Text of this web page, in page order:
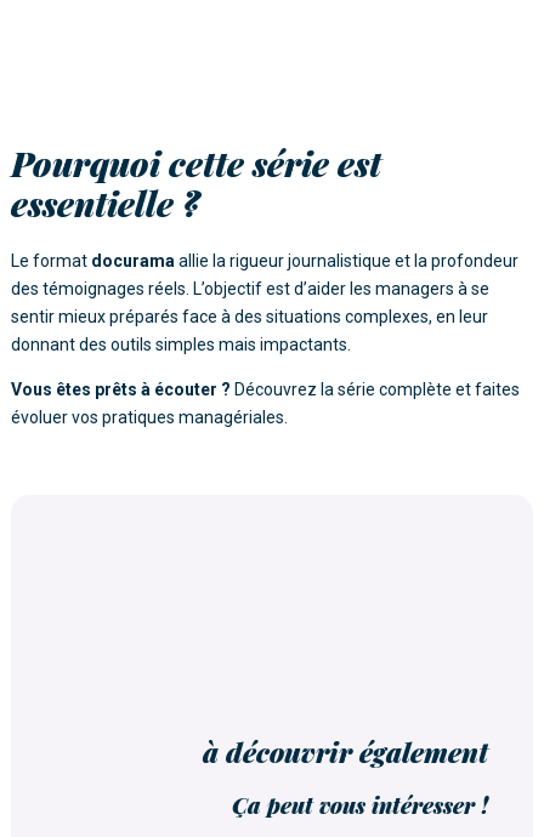
Pourquoi cette série est
essentielle ?
Le format docuramaallie la rigueur journalistique et la profondeur
des témoignages réels. L’objectif est d’aider les managers à se
sentir mieux préparés face à des situations complexes, en leur
donnant des outils simples mais impactants.
Vous êtes prêts à écouter ? Découvrez la série complète et faites
évoluer vos pratiques managériales.
à découvrir également
Ça peut vous intéresser !